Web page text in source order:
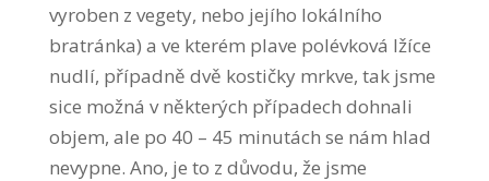
vyroben z vegety, nebo jejího lokálního
bratránka) a ve kterém plave polévková lžíce
nudlí, případně dvě kostičky mrkve, tak jsme
sice možná v některých případech dohnali
objem, ale po 40 – 45 minutách se nám hlad
nevypne. Ano, je to z důvodu, že jsme